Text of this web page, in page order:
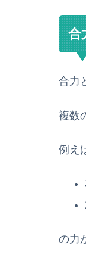
合
合力
複数
例え
の力